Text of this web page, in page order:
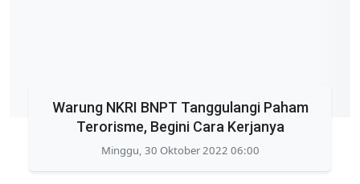
Warung NKRI BNPT Tanggulangi Paham
Terorisme, Begini Cara Kerjanya
Minggu, 30 Oktober 2022 06:00